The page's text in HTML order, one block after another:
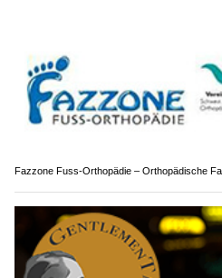
Fazzone Fuss-Orthopädie – Orthopädische